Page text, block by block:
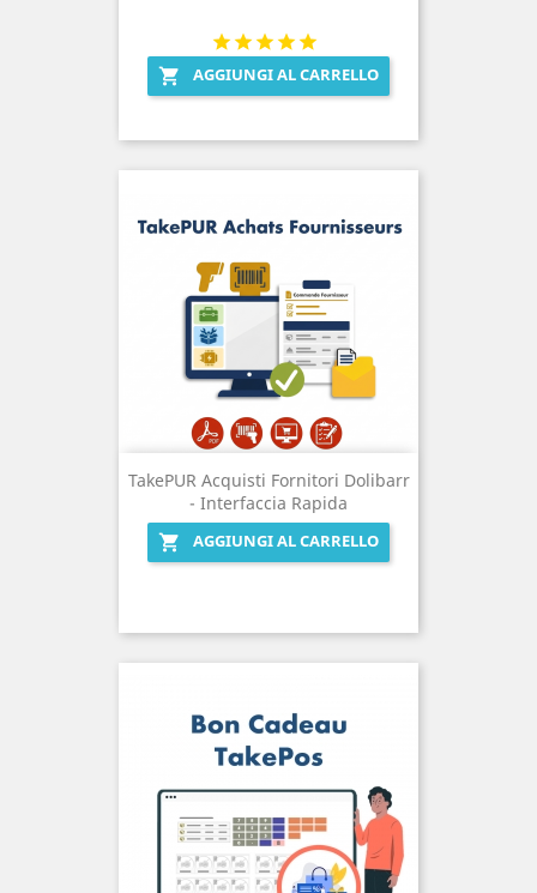
 AGGIUNGI AL CARRELLO
TakePUR Acquisti Fornitori Dolibarr
- Interfaccia Rapida

AGGIUNGI AL CARRELLO